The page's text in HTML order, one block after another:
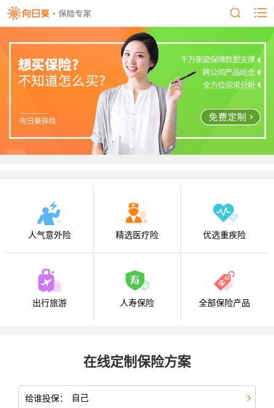
人气意外险 精选医疗险 优选重疾险
出行旅游 人寿保险 全部保险产品
在线定制保险方案
给谁投保：